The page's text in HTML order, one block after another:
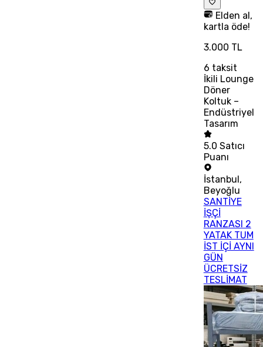
Elden al,
kartla öde!
3.000 TL
6 taksit
İkili Lounge
Döner
Koltuk –
Endüstriyel
Tasarım
5.0 Satıcı
Puanı
İstanbul ,
Beyoğlu
SANTİYE
İŞÇİ
RANZASI 2
YATAK TUM
İST İÇİ AYNI
GÜN
ÜCRETSİZ
TESLİMAT